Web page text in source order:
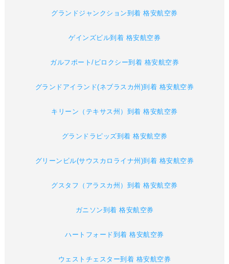
グランドジャンクション到着 格安航空券
ゲインズビル到着 格安航空券
ガルフポート/ビロクシー到着 格安航空券
グランドアイランド(ネブラスカ州)到着 格安航空券
キリーン（テキサス州）到着 格安航空券
グランドラピッズ到着 格安航空券
グリーンビル(サウスカロライナ州)到着 格安航空券
グスタフ（アラスカ州）到着 格安航空券
ガニソン到着 格安航空券
ハートフォード到着 格安航空券
ウェストチェスター到着 格安航空券